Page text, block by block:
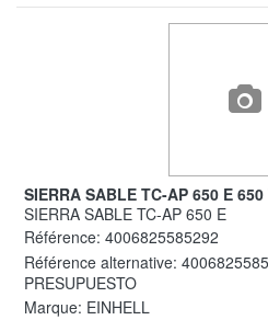
SIERRA SABLE TC-AP 650 E 650
SIERRA SABLE TC-AP 650 E
Référence: 4006825585292
Référence alternative:
PRESUPUESTO
Marque: EINHELL